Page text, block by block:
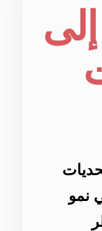
نمو